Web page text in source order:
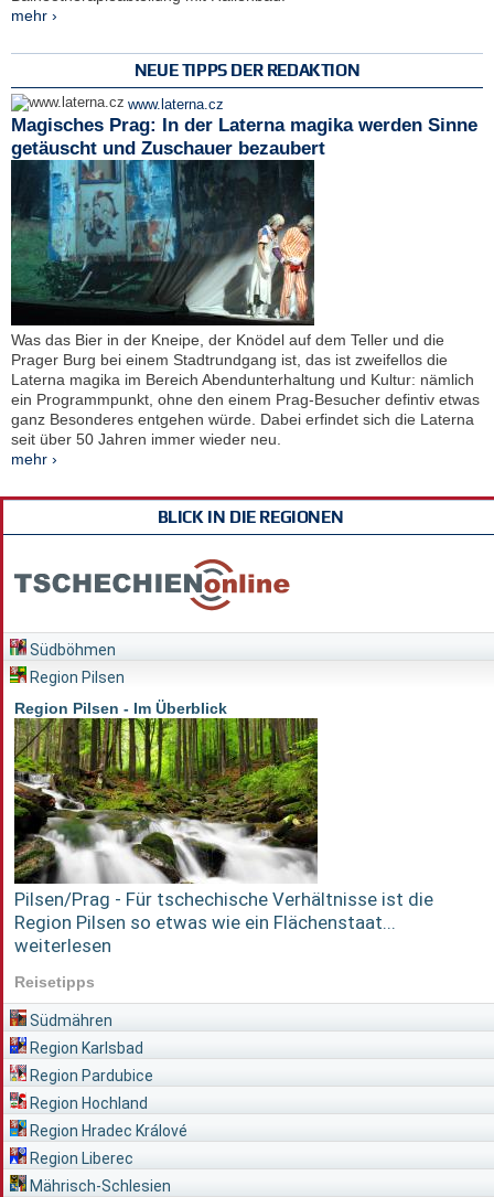
mehr ›
NEUE TIPPS DER REDAKTION
www.laterna.cz
Magisches Prag: In der Laterna magika werden Sinne
getäuscht und Zuschauer bezaubert
Was das Bier in der Kneipe, der Knödel auf dem Teller und die
Prager Burg bei einem Stadtrundgang ist, das ist zweifellos die
Laterna magika im Bereich Abendunterhaltung und Kultur: nämlich
ein Programmpunkt, ohne den einem Prag-Besucher defintiv etwas
ganz Besonderes entgehen würde. Dabei erfindet sich die Laterna
seit über 50 Jahren immer wieder neu.
mehr ›
BLICK IN DIE REGIONEN
Südböhmen
Region Pilsen
Region Pilsen - Im Überblick
Pilsen/Prag - Für tschechische Verhältnisse ist die
Region Pilsen so etwas wie ein Flächenstaat...
weiterlesen
Reisetipps
Südmähren
Region Karlsbad
Region Pardubice
Region Hochland
Region Hradec Králové
Region Liberec
Mährisch-Schlesien